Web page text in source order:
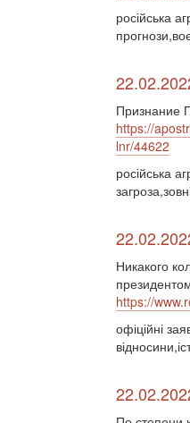
російська
Признание
https://
lnr/44622
російська
Никакого
https://
офіційні